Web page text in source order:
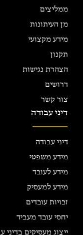
ממליצים
מן העיתונות
מידע מקצועי
תקנון
הצהרת נגישות
דרושים
צור קשר
דיני עבודה
דיני עבודה
מידע משפטי
מידע לעובד
מידע למעסיק
זכויות עובדים
יחסי עובד מעביד
ייצוג מעסיקים בדיני